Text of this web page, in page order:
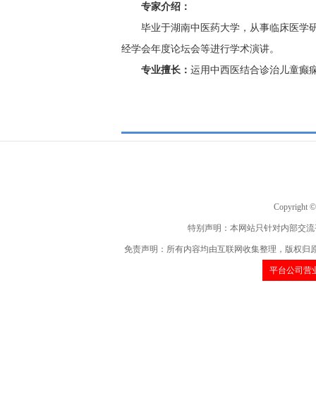
专家介绍：
毕业于湖南中医药大学，从事临床医学
经学会年度论坛会等进行学术演讲。
专业擅长： 运用中西医结合诊治儿童癫
Copyright
特别声明：本网站只针对内部交
免责声明：所有内容均由互联网收集整理，版权
平台公司营